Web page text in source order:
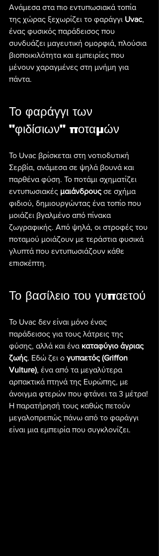
Ανάμεσα στα πιο εντυπωσιακά τοπία
της χώρας ξεχωρίζει το φαράγγι Uvac,
ένας φυσικός παράδεισος που
συνδυάζει μαγευτική ομορφιά, πλούσια
βιοποικιλότητα και εμπειρίες που
μένουν χαραγμένες στη μνήμη για
πάντα.
Το φαράγγι των
"φιδίσιων" ποταμών
Το Uvac βρίσκεται στη νοτιοδυτική
Σερβία, ανάμεσα σε ψηλά βουνά και
παρθένα φύση. Το ποτάμι σχηματίζει
εντυπωσιακές μαιάνδρους σε σχήμα
φιδιού, δημιουργώντας ένα τοπίο που
μοιάζει βγαλμένο από πίνακα
ζωγραφικής. Από ψηλά, οι στροφές του
ποταμού μοιάζουν με τεράστια φυσικά
γλυπτά που εντυπωσιάζουν κάθε
επισκέπτη.
Το βασίλειο του γυπαετού
Το Uvac δεν είναι μόνο ένας
παράδεισος για τους λάτρεις της
φύσης, αλλά και ένα καταφύγιο άγριας
ζωής. Εδώ ζει ο γυπαετός (Griffon
Vulture), ένα από τα μεγαλύτερα
αρπακτικά πτηνά της Ευρώπης, με
άνοιγμα φτερών που φτάνει τα 3 μέτρα!
Η παρατήρησή τους καθώς πετούν
μεγαλοπρεπώς πάνω από το φαράγγι
είναι μια εμπειρία που συγκλονίζει.